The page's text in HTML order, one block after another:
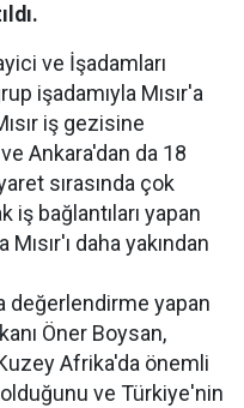
ve İşadamları
işadamıyla Mısır'a
iş gezisine
Ankara'dan da 18
sırasında çok
iş bağlantıları yapan
daha yakından
değerlendirme yapan
Öner Boysan,
Afrika'da önemli
ve Türkiye'nin